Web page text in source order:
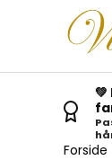
Forside